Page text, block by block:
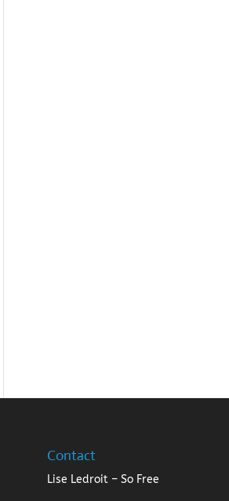
Contact
Lise Ledroit – So Free